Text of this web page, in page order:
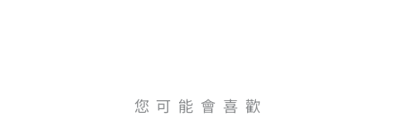
您可能會喜歡